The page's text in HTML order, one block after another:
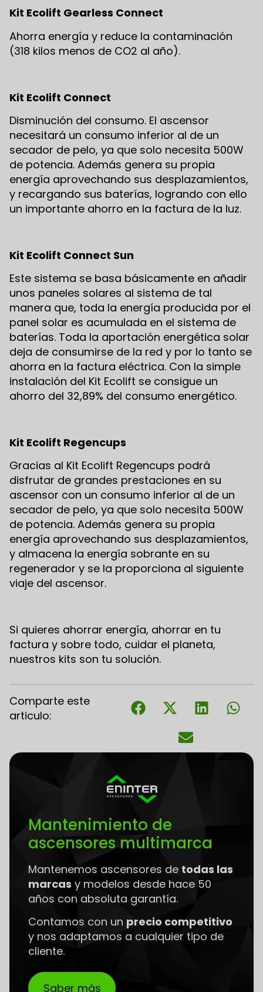
Kit Ecolift Gearless Connect
Ahorra energía y reduce la contaminación
(318 kilos menos de CO2 al año).
Kit Ecolift Connect
Disminución del consumo. El ascensor
necesitará un consumo inferior al de un
secador de pelo, ya que solo necesita 500W
de potencia. Además genera su propia
energía aprovechando sus desplazamientos,
y recargando sus baterías, logrando con ello
un importante ahorro en la factura de la luz.
Kit Ecolift Connect Sun
Este sistema se basa básicamente en añadir
unos paneles solares al sistema de tal
manera que, toda la energía producida por el
panel solar es acumulada en el sistema de
baterías. Toda la aportación energética solar
deja de consumirse de la red y por lo tanto se
ahorra en la factura eléctrica. Con la simple
instalación del Kit Ecolift se consigue un
ahorro del 32,89% del consumo energético.
Kit Ecolift Regencups
Gracias al Kit Ecolift Regencups podrá
disfrutar de grandes prestaciones en su
ascensor con un consumo inferior al de un
secador de pelo, ya que solo necesita 500W
de potencia. Además genera su propia
energía aprovechando sus desplazamientos,
y almacena la energía sobrante en su
regenerador y se la proporciona al siguiente
viaje del ascensor.
Si quieres ahorrar energía, ahorrar en tu
factura y sobre todo, cuidar el planeta,
nuestros kits son tu solución.
Comparte este
articulo:
Mantenimiento de
ascensores multimarca
Mantenemos ascensores de todas las
marcas y modelos desde hace 50
años con absoluta garantía.
Contamos con un precio competitivo
y nos adaptamos a cualquier tipo de
cliente.
Saber más